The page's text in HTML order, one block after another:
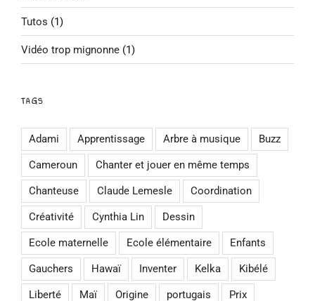
Tutos (1)
Vidéo trop mignonne (1)
TAGS
Adami Apprentissage Arbre à musique Buzz
Cameroun Chanter et jouer en même temps
Chanteuse Claude Lemesle Coordination
Créativité Cynthia Lin Dessin
Ecole maternelle Ecole élémentaire Enfants
Gauchers Hawaï Inventer Kelka Kibélé
Liberté Maï Origine portugais Prix